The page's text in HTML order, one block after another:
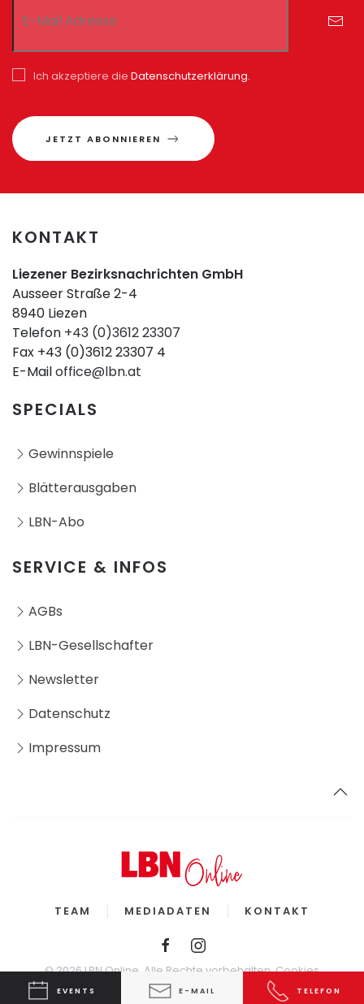
Ich akzeptiere die Datenschutzerklärung.
JETZT ABONNIEREN
KONTAKT
Liezener Bezirksnachrichten GmbH
Ausseer Straße 2-4
8940 Liezen
Telefon +43 (0)3612 23307
Fax +43 (0)3612 23307 4
E-Mailoffice@lbn.at
SPECIALS
Gewinnspiele
Blätterausgaben
LBN-Abo
SERVICE & INFOS
AGBs
LBN-Gesellschafter
Newsletter
Datenschutz
Impressum
TEAM MEDIADATEN KONTAKT
©2026LBN Online. Alle Rechte vorbehalten.Cookies
EVENTS E-MAIL TELEFON